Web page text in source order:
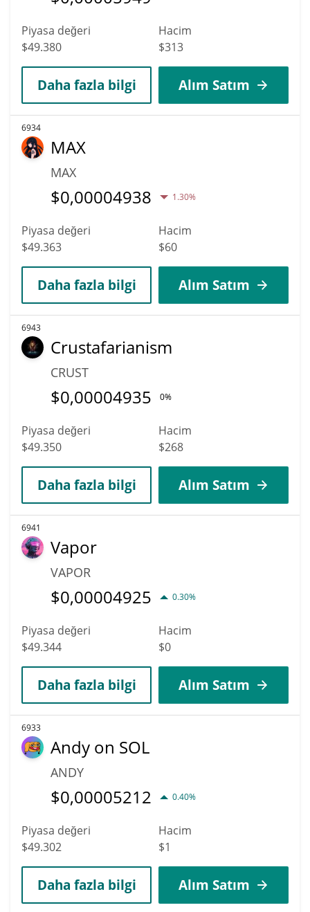
Piyasa değeri
$49.380
Hacim
$313
Daha fazla bilgi Alım Satım
6934
MAX
MAX
$0,00004938 1.30%
Piyasa değeri
$49.363
Hacim
$60
Daha fazla bilgi Alım Satım
6943
Crustafarianism
CRUST
$0,00004935 0%
Piyasa değeri
$49.350
Hacim
$268
Daha fazla bilgi Alım Satım
6941
Vapor
VAPOR
$0,00004925 0.30%
Piyasa değeri
$49.344
Hacim
$0
Daha fazla bilgi Alım Satım
6933
Andy on SOL
ANDY
$0,00005212 0.40%
Piyasa değeri
$49.302
Hacim
$1
Daha fazla bilgi Alım Satım